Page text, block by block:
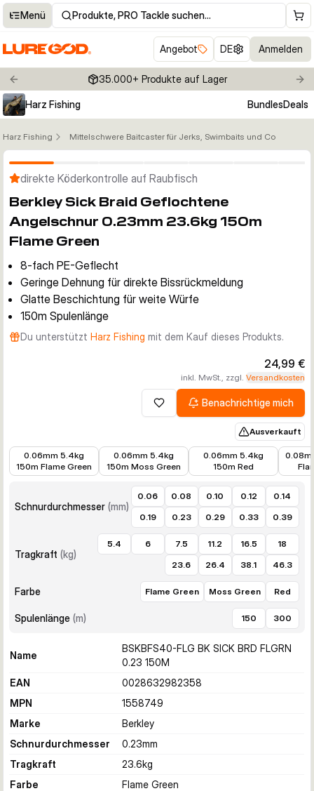
Menü Produkte, PRO Tackle suchen…
Angebot DE Anmelden
Previous slide 35.000+ Produkte auf Lager
Harz Fishing
BundlesDeals
Harz Fishing Mittelschwere Baitcaster für Jerks, Swimbaits und Co
Klicken um Zoom zu aktivieren
direkte Köderkontrolle auf Raubfisch
Berkley Sick Braid Geflochtene
Angelschnur 0.23mm 23.6kg 150m
Flame Green
8-fach PE-Geflecht
Geringe Dehnung für direkte Bissrückmeldung
Glatte Beschichtung für weite Würfe
150m Spulenlänge
Du unterstützt Harz Fishing mit dem Kauf dieses Produkts.
24,99 €
inkl. MwSt., zzgl. Versandkosten
Zur Wunschliste hinzufügen
Benachrichtige mich
Ausverkauft
0.06mm 5.4kg
150m Flame Green
0.06mm 5.4kg
150m Moss Green
0.06mm 5.4kg
150m Red
15,79
Schnurdurchmesser (mm)
0.06 0.08 0.10 0.12
0.14
0.19
0.23 0.29 0.33 0.39
Tragkraft (kg)
5.4 6 7.5 11.2 16.5
18
23.6
26.4 38.1 46.3
Farbe Flame Green Moss Green Red
Spulenlänge (m) 150 300
Name
BSKBFS40-FLG BK SICK BRD FLGRN
0.23 150M
EAN
0028632982358
MPN
1558749
Marke
Berkley
Schnurdurchmesser
0.23mm
Tragkraft
23.6kg
Farbe
Flame Green